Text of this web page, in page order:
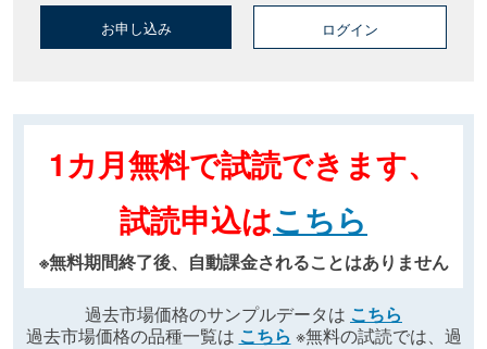
お申し込み ログイン
1カ月無料で試読できます、
試読申込はこちら
※無料期間終了後、自動課金されることはありません
過去市場価格のサンプルデータは こちら
過去市場価格の品種一覧は こちら ※無料の試読では、過